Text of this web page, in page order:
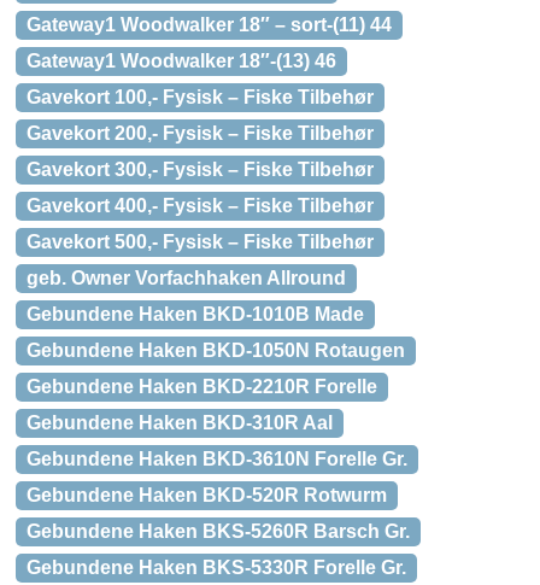
Gateway1 Woodwalker 18″ – sort-(11) 44
Gateway1 Woodwalker 18″-(13) 46
Gavekort 100,- Fysisk – Fiske Tilbehør
Gavekort 200,- Fysisk – Fiske Tilbehør
Gavekort 300,- Fysisk – Fiske Tilbehør
Gavekort 400,- Fysisk – Fiske Tilbehør
Gavekort 500,- Fysisk – Fiske Tilbehør
geb. Owner Vorfachhaken Allround
Gebundene Haken BKD-1010B Made
Gebundene Haken BKD-1050N Rotaugen
Gebundene Haken BKD-2210R Forelle
Gebundene Haken BKD-310R Aal
Gebundene Haken BKD-3610N Forelle Gr.
Gebundene Haken BKD-520R Rotwurm
Gebundene Haken BKS-5260R Barsch Gr.
Gebundene Haken BKS-5330R Forelle Gr.